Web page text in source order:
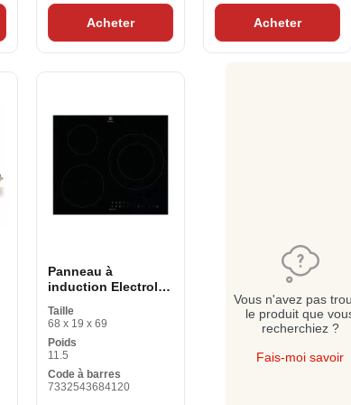
Acheter Acheter
Panneau à
induction Electrolux
cm
Taille
68 x 19 x 69
Poids
11.5
Code à barres
7332543684120
Vous n'avez pas
le produit que
recherchiez ?
Fais-moi savoir